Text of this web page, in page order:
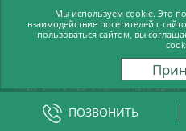
ПОЗВОНИТЬ
Политика СМ-Клиника в
данных
Мы используем cookie. Это
взаимодействие посетителей с
пользоваться сайтом, вы